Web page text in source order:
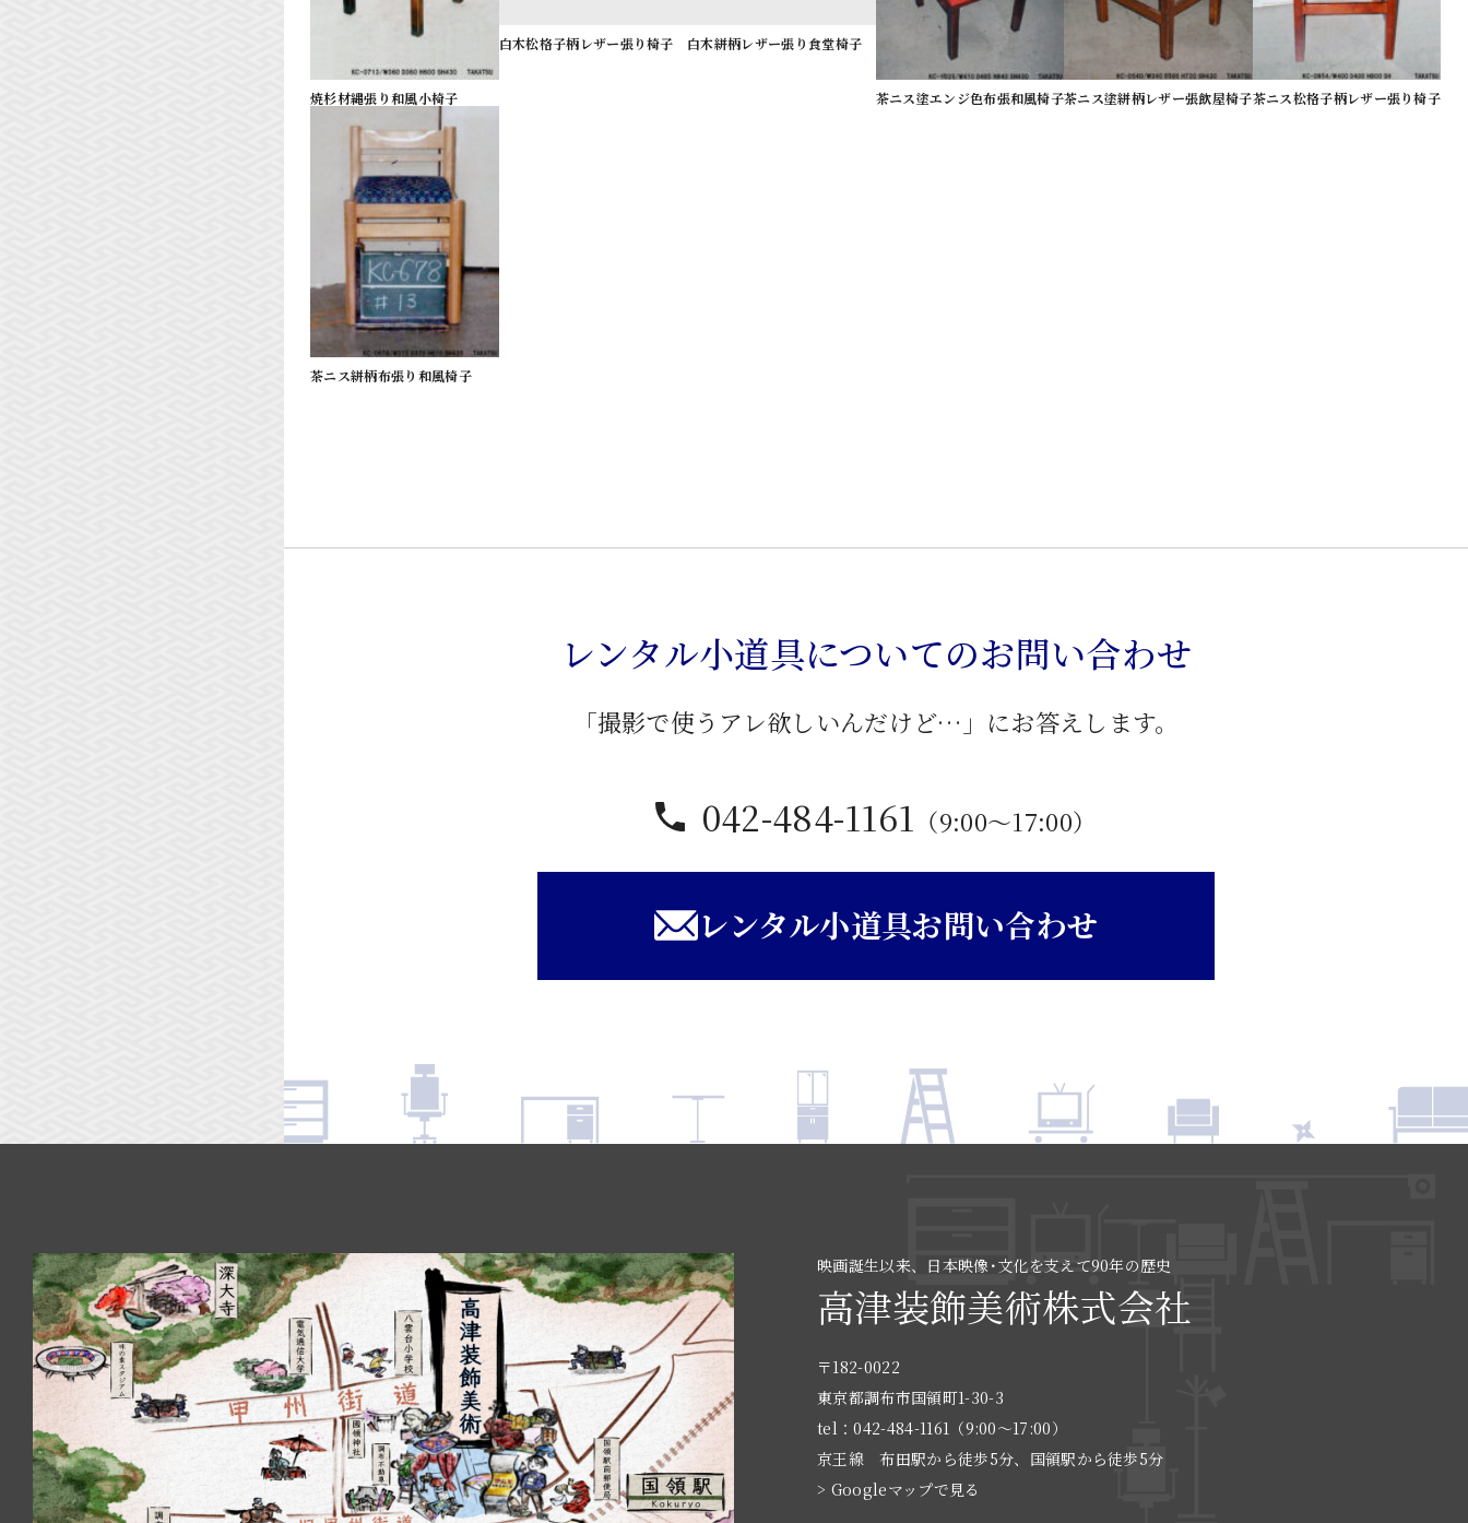
焼杉材縄張り和風小椅子
白木松格子柄レザー張り椅子 白木絣柄レザー張り食堂椅子
茶ニス塗エンジ色布張和風椅子茶ニス塗絣柄レザー張飲屋椅子茶ニス松格子柄レザー張り椅子
茶ニス絣柄布張り和風椅子
レンタル小道具についてのお問い合わせ
「撮影で使うアレ欲しいんだけど…」にお答えします。
042-484-1161 （9:00〜17:00）
レンタル小道具お問い合わせ
映画誕生以来、日本映像･文化を支えて90年の歴史
高津装飾美術株式会社
〒182-0022
東京都調布市国領町1-30-3
tel：042-484-1161（9:00〜17:00）
京王線 布田駅から徒歩5分、国領駅から徒歩5分
> Googleマップで見る